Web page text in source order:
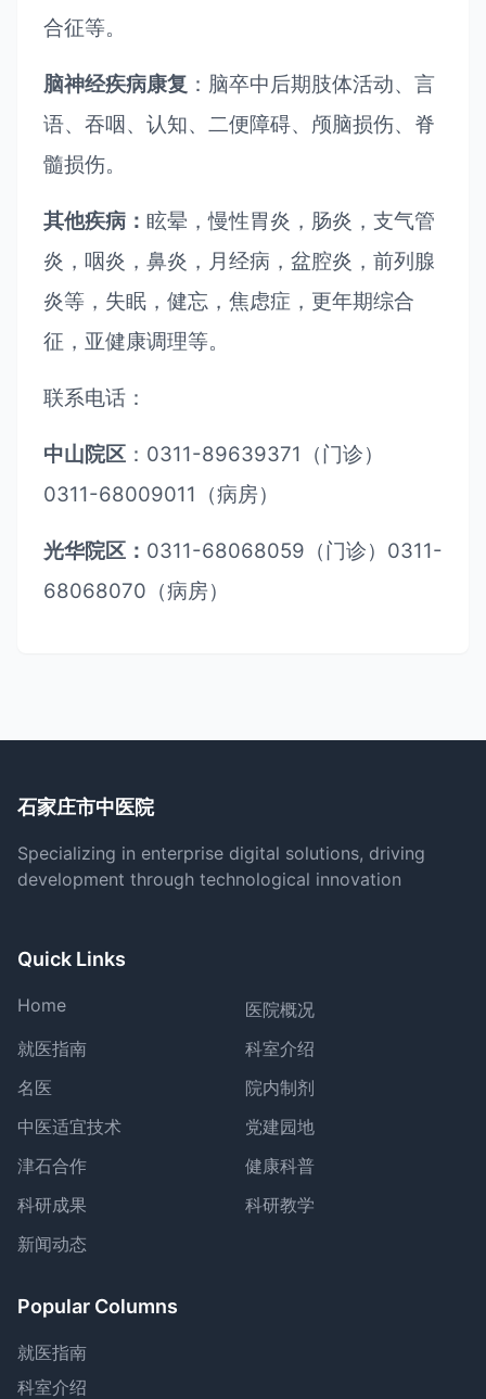
合征等。
脑神经疾病康复 ：脑卒中后期肢体活动、言
语、吞咽、认知、二便障碍、颅脑损伤、脊
髓损伤。
其他疾病： 眩晕，慢性胃炎，肠炎，支气管
炎，咽炎，鼻炎，月经病，盆腔炎，前列腺
炎等，失眠，健忘，焦虑症，更年期综合
征，亚健康调理等。
联系电话：
中山院区 ： 0311-89639371 （门诊）
0311-68009011 （病房）
光华院区： 0311-68068059 （门诊） 0311-
68068070 （病房）
石家庄市中医院
Specializing in enterprise digital solutions, driving
development through technological innovation
Quick Links
Home
医院概况
就医指南
科室介绍
名医
院内制剂
中医适宜技术
党建园地
津石合作
健康科普
科研成果
科研教学
新闻动态
Popular Columns
就医指南
科室介绍